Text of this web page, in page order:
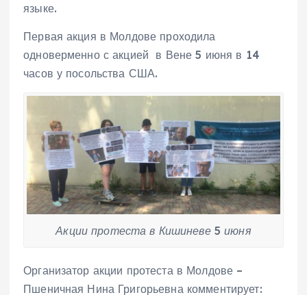
языке.
Первая акция в Молдове проходила
одноверменно с акцией в Вене 5 июня в 14
часов у посольства США.
Акции протеста в Кишиневе 5 июня
Организатор акции протеста в Молдове –
Пшеничная Нина Григорьевна комментирует: